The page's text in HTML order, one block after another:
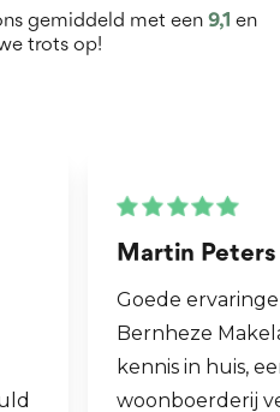
gemiddeld met een 9,1 en
trots op!
Henk van
Fijne makelaar.
al mijn 2e
hen laten
ook een